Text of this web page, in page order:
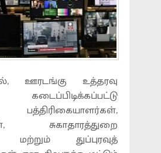
ஊரடங்கு உத்தரவு
பத்திரிகையாளர்கள்,
சுகாதாரத்துறை
துப்புரவுத்